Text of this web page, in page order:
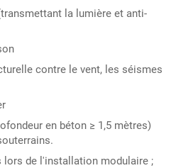
la lumière et anti-
contre le vent, les séismes
en béton ≥ 1,5 mètres)
de l'installation modulaire ;